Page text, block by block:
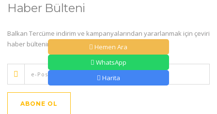
Haber Bülteni
Balkan Tercüme indirim ve kampanyalarından yararlanmak için çeviri
haber bültenine abone olun.
ABONE OL
Hemen Ara
WhatsApp
Harita